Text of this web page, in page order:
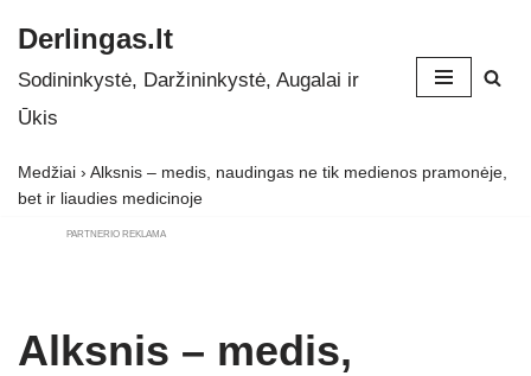
Skip
to
Derlingas.lt
Sodininkystė, Daržininkystė, Augalai ir
Ūkis
Medžiai › Alksnis – medis, naudingas ne tik medienos pramonėje,
bet ir liaudies medicinoje
PARTNERIO REKLAMA
Alksnis – medis,